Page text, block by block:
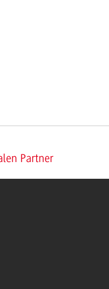
Partner